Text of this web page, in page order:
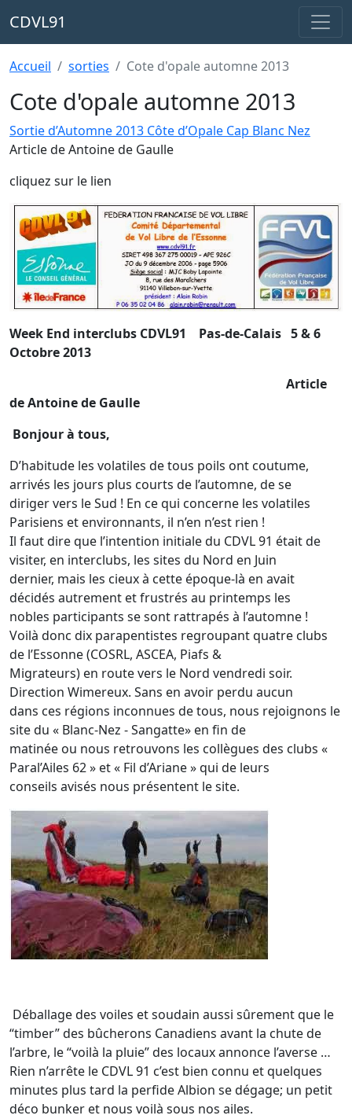
CDVL91
Accueil sorties Cote d'opale automne 2013
Cote d'opale automne 2013
Sortie d’Automne 2013 Côte d’Opale Cap Blanc Nez
Article de Antoine de Gaulle
cliquez sur le lien
Week End interclubs CDVL91 Pas-de-Calais 5 & 6
Octobre 2013
Article
de Antoine de Gaulle
Bonjour à tous,
D’habitude les volatiles de tous poils ont coutume,
arrivés les jours plus courts de l’automne, de se
diriger vers le Sud ! En ce qui concerne les volatiles
Parisiens et environnants, il n’en n’est rien !
Il faut dire que l’intention initiale du CDVL 91 était de
visiter, en interclubs, les sites du Nord en Juin
dernier, mais les cieux à cette époque-là en avait
décidés autrement et frustrés au printemps les
nobles participants se sont rattrapés à l’automne !
Voilà donc dix parapentistes regroupant quatre clubs
de l’Essonne (COSRL, ASCEA, Piafs &
Migrateurs) en route vers le Nord vendredi soir.
Direction Wimereux. Sans en avoir perdu aucun
dans ces régions inconnues de tous, nous rejoignons le
site du « Blanc-Nez - Sangatte» en fin de
matinée ou nous retrouvons les collègues des clubs «
Paral’Ailes 62 » et « Fil d’Ariane » qui de leurs
conseils avisés nous présentent le site.
Déballage des voiles et soudain aussi sûrement que le
“timber” des bûcherons Canadiens avant la chute de
l’arbre, le “voilà la pluie” des locaux annonce l’averse …
Rien n’arrête le CDVL 91 c’est bien connu et quelques
minutes plus tard la perfide Albion se dégage; un petit
déco bunker et nous voilà sous nos ailes.